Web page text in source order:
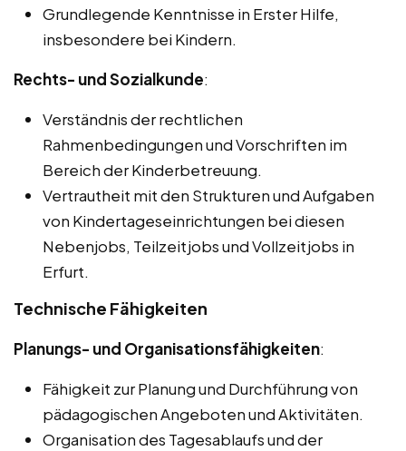
Grundlegende Kenntnisse in Erster Hilfe,
insbesondere bei Kindern.
Rechts- und Sozialkunde:
Verständnis der rechtlichen
Rahmenbedingungen und Vorschriften im
Bereich der Kinderbetreuung.
Vertrautheit mit den Strukturen und Aufgaben
von Kindertageseinrichtungen bei diesen
Nebenjobs, Teilzeitjobs und Vollzeitjobs in
Erfurt.
Technische Fähigkeiten
Planungs- und Organisationsfähigkeiten:
Fähigkeit zur Planung und Durchführung von
pädagogischen Angeboten und Aktivitäten.
Organisation des Tagesablaufs und der